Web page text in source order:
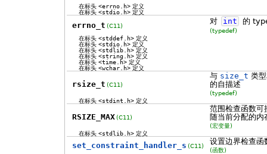
在标头<errno.h> 定义
在标头<stdio.h> 定义
errno_t (C11) 对 int 的
(typedef)
在标头<stddef.h> 定义
在标头<stdio.h> 定义
在标头<stdlib.h> 定义
在标头<string.h> 定义
在标头<time.h> 定义
在标头<wchar.h> 定义
rsize_t (C11)
与 size_t 类
的自描述
(typedef)
在标头<stdint.h> 定义
RSIZE_MAX(C11)
范围检查函数可
随当前分配的内
(宏变量)
在标头<stdlib.h> 定义
set_constraint_handler_s (C11) 设置边界检查函
(函数)